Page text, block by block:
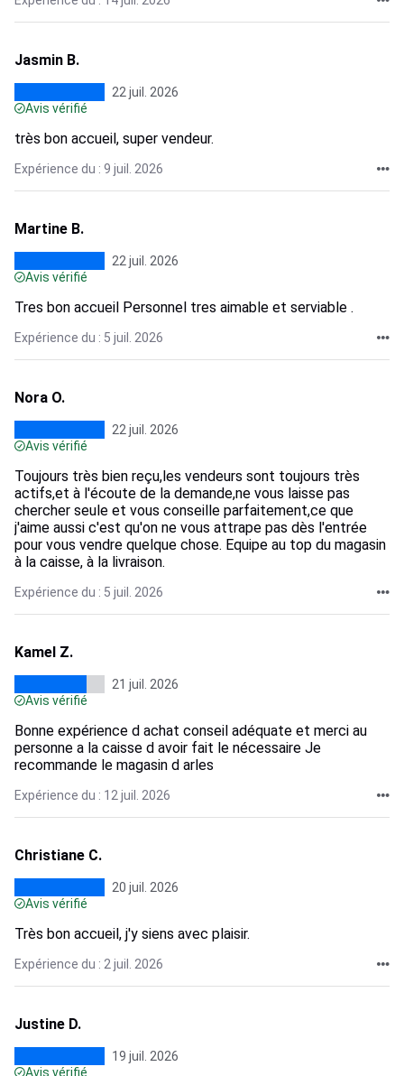
Jasmin B.
22 juil. 2026
Avis vérifié
très bon accueil, super vendeur.
Expérience du : 9 juil. 2026
Martine B.
22 juil. 2026
Avis vérifié
Tres bon accueil Personnel tres aimable et serviable .
Expérience du : 5 juil. 2026
Nora O.
22 juil. 2026
Avis vérifié
Toujours très bien reçu,les vendeurs sont toujours très
actifs,et à l'écoute de la demande,ne vous laisse pas
chercher seule et vous conseille parfaitement,ce que
j'aime aussi c'est qu'on ne vous attrape pas dès l'entrée
pour vous vendre quelque chose. Equipe au top du magasin
à la caisse, à la livraison.
Expérience du : 5 juil. 2026
Kamel Z.
21 juil. 2026
Avis vérifié
Bonne expérience d achat conseil adéquate et merci au
personne a la caisse d avoir fait le nécessaire Je
recommande le magasin d arles
Expérience du : 12 juil. 2026
Christiane C.
20 juil. 2026
Avis vérifié
Très bon accueil, j'y siens avec plaisir.
Expérience du : 2 juil. 2026
Justine D.
19 juil. 2026
Avis vérifié